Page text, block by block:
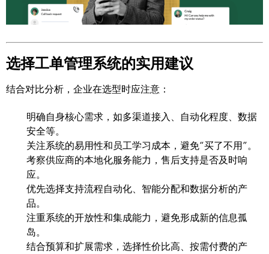
选择工单管理系统的实用建议
结合对比分析，企业在选型时应注意：
明确自身核心需求，如多渠道接入、自动化程度、数据
安全等。
关注系统的易用性和员工学习成本，避免“买了不用”。
考察供应商的本地化服务能力，售后支持是否及时响
应。
优先选择支持流程自动化、智能分配和数据分析的产
品。
注重系统的开放性和集成能力，避免形成新的信息孤
岛。
结合预算和扩展需求，选择性价比高、按需付费的产